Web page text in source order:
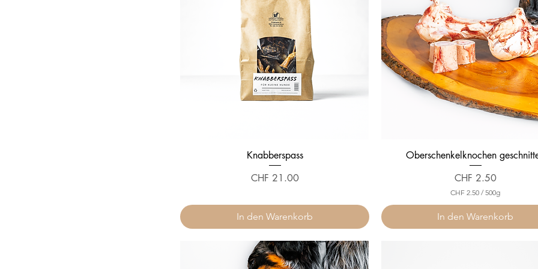
Knabberspass
Preis
CHF 21.00
In den Warenkorb
Oberschenkelknochen
Preis
CHF 2.50
CHF 2.50 /500g
H
F
In den Warenkorb